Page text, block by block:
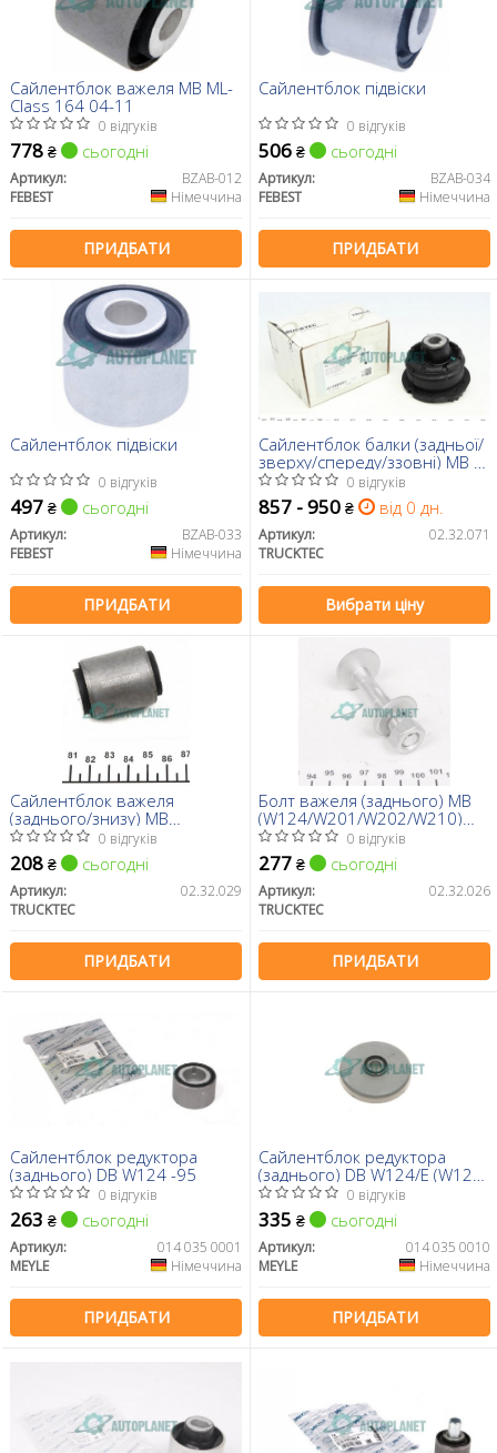
Сайлентблок важеля MB ML-
Class 164 04-11
0 відгуків
778 ₴ сьогодні
Артикул:
BZAB-012
FEBEST
Німеччина
ПРИДБАТИ
Сайлентблок підвіски
0 відгуків
506 ₴ сьогодні
Артикул:
BZAB-034
FEBEST
Німеччина
ПРИДБАТИ
Сайлентблок підвіски
0 відгуків
497 ₴ сьогодні
Артикул:
BZAB-033
FEBEST
Німеччина
ПРИДБАТИ
Сайлентблок балки (задньої/
зверху/спереду/ззовні) MB E-
class (W211/S211) 02-09
0 відгуків
857 - 950 ₴ від 0 дн.
Артикул:
02.32.071
TRUCKTEC
Вибрати ціну
Сайлентблок важеля
(заднього/знизу) MB
(W124/W201/W202)
0 відгуків
208 ₴ сьогодні
Артикул:
02.32.029
TRUCKTEC
ПРИДБАТИ
Болт важеля (заднього) MB
(W124/W201/W202/W210)
82- (M12x1.5)0 відгуків
277 ₴ сьогодні
Артикул:
02.32.026
TRUCKTEC
ПРИДБАТИ
Сайлентблок редуктора
(заднього) DB W124 -95
0 відгуків
263 ₴ сьогодні
Артикул:
014 035 0001
MEYLE
Німеччина
ПРИДБАТИ
Сайлентблок редуктора
(заднього) DB W124/E (W124)
2.0-6.0 86-980 відгуків
335 ₴ сьогодні
Артикул:
014 035 0010
MEYLE
Німеччина
ПРИДБАТИ